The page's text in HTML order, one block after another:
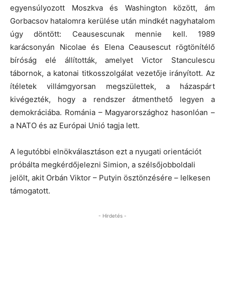
egyensúlyozott Moszkva és Washington között, ám
Gorbacsov hatalomra kerülése után mindkét nagyhatalom
úgy döntött: Ceausescunak mennie kell. 1989
karácsonyán Nicolae és Elena Ceausescut rögtönítélő
bíróság elé állították, amelyet Victor Stanculescu
tábornok, a katonai titkosszolgálat vezetője irányított. Az
ítéletek villámgyorsan megszülettek, a házaspárt
kivégezték, hogy a rendszer átmenthető legyen a
demokráciába. Románia – Magyarországhoz hasonlóan –
a NATO és az Európai Unió tagja lett.
A legutóbbi elnökválasztáson ezt a nyugati orientációt
próbálta megkérdőjelezni Simion, a szélsőjobboldali
jelölt, akit Orbán Viktor – Putyin ösztönzésére – lelkesen
támogatott.
- Hirdetés -